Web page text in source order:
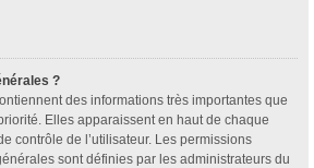
?
des informations très importantes que
Elles apparaissent en haut de chaque
contrôle de l’utilisateur. Les permissions
sont définies par les administrateurs du